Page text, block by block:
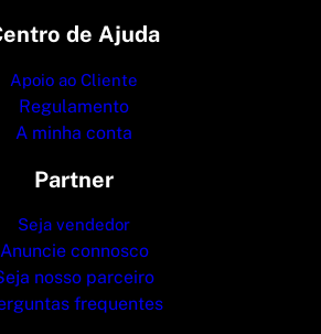
de Ajuda
Apoio ao Cliente
Regulamento
A minha conta
Partner
Seja vendedor
Anuncie connosco
nosso parceiro
frequentes